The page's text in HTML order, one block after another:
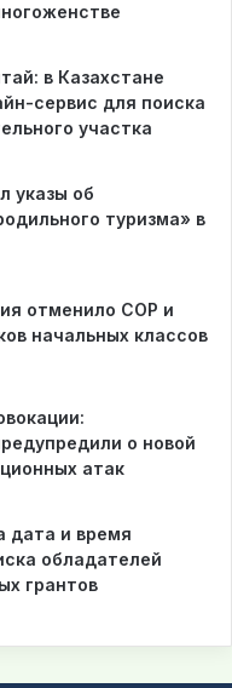
в Казахстане
сервис для поиска
участка
указы об
туризма» в
отменило СОР и
начальных классов
о новой
атак
дата и время
обладателей
грантов